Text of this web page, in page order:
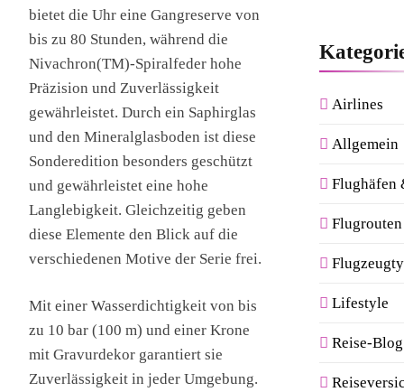
bietet die Uhr eine Gangreserve von
bis zu 80 Stunden, während die
Nivachron(TM)-Spiralfeder hohe
Präzision und Zuverlässigkeit
gewährleistet. Durch ein Saphirglas
und den Mineralglasboden ist diese
Sonderedition besonders geschützt
und gewährleistet eine hohe
Langlebigkeit. Gleichzeitig geben
diese Elemente den Blick auf die
verschiedenen Motive der Serie frei.
Mit einer Wasserdichtigkeit von bis
zu 10 bar (100 m) und einer Krone
mit Gravurdekor garantiert sie
Zuverlässigkeit in jeder Umgebung.
Airlines
Allgemein
Flughäfen
Lifestyle
Reise-Blog